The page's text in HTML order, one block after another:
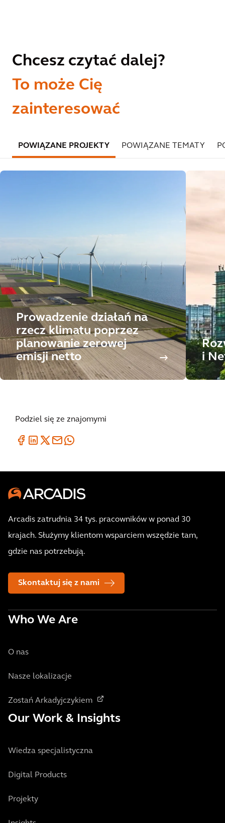
Chcesz czytać dalej?
To może Cię
zainteresować
POWIĄZANE PROJEKTY POWIĄZANE TEMATY
Prowadzenie działań na
rzecz klimatu poprzez
planowanie zerowej
emisji netto
i
Podziel się ze znajomymi
Arcadis zatrudnia 34 tys. pracowników w ponad 30
krajach. Służymy klientom wsparciem wszędzie tam,
gdzie nas potrzebują.
Skontaktuj się z nami
Who We Are
O nas
Nasze lokalizacje
Zostań Arkadyjczykiem
Our Work & Insights
Wiedza specjalistyczna
Digital Products
Projekty